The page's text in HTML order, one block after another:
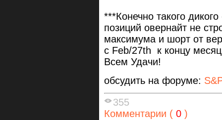
***Конечно такого
позиций овернайт не
максимума и шорт от
с Feb/27th к концу
Всем Удачи!
обсудить на форуме:
355
Комментарии ( 0 )